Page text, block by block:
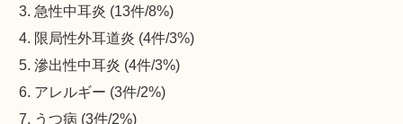
急性中耳炎 (13件/8%)
限局性外耳道炎 (4件/3%)
滲出性中耳炎 (4件/3%)
アレルギー (3件/2%)
うつ病 (3件/2%)